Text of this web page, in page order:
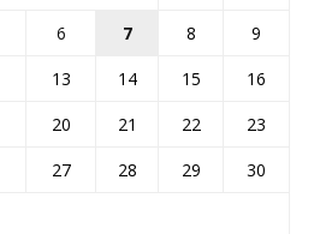
6 7 8
9
13 14 15
16
20 21 22
23
27 28 29
30